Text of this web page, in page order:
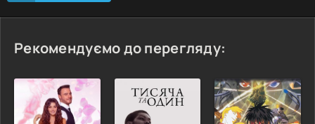
Рекомендуємо до перегляду: